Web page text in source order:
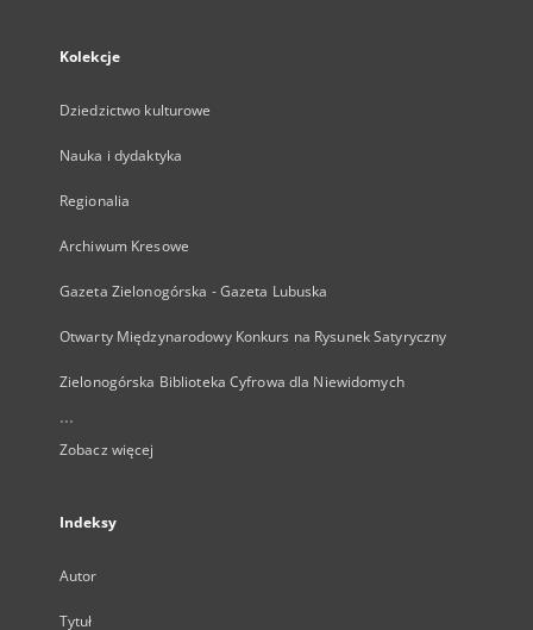
Kolekcje
Dziedzictwo kulturowe
Nauka i dydaktyka
Regionalia
Archiwum Kresowe
Gazeta Zielonogórska - Gazeta Lubuska
Otwarty Międzynarodowy Konkurs na Rysunek Satyryczny
Zielonogórska Biblioteka Cyfrowa dla Niewidomych
...
Zobacz więcej
Indeksy
Autor
Tytuł